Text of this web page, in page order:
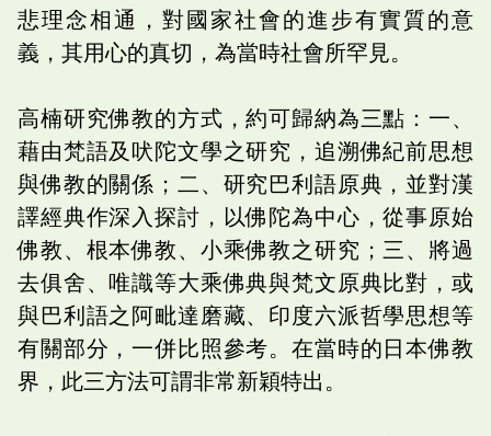
悲理念相通，對國家社會的進步有實質的意
義，其用心的真切，為當時社會所罕見。
高楠研究佛教的方式，約可歸納為三點：一、
藉由梵語及吠陀文學之研究，追溯佛紀前思想
與佛教的關係；二、研究巴利語原典，並對漢
譯經典作深入探討，以佛陀為中心，從事原始
佛教、根本佛教、小乘佛教之研究；三、將過
去俱舍、唯識等大乘佛典與梵文原典比對，或
與巴利語之阿毗達磨藏、印度六派哲學思想等
有關部分，一併比照參考。在當時的日本佛教
界，此三方法可謂非常新穎特出。